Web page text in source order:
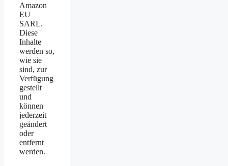
Amazon
EU
SARL.
Diese
Inhalte
werden so,
wie sie
sind, zur
Verfügung
gestellt
und
können
jederzeit
geändert
oder
entfernt
werden.